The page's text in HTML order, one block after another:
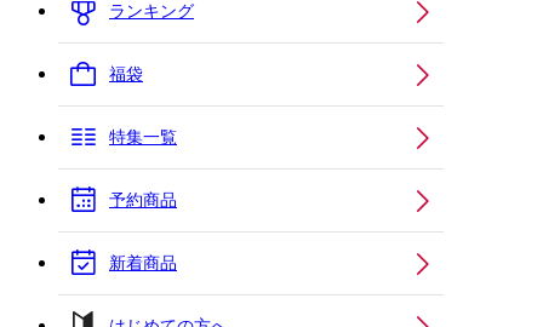
ランキング
福袋
特集一覧
予約商品
新着商品